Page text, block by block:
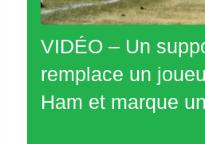
VIDÉO – Un
remplace un
Ham et marque